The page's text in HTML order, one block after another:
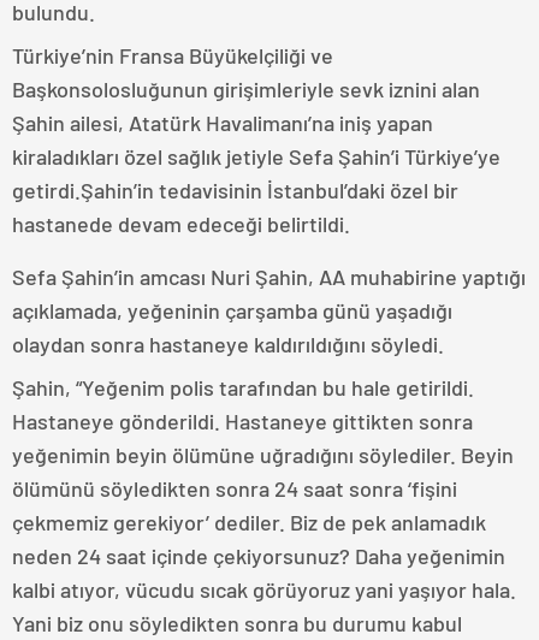
bulundu.
Türkiye’nin Fransa Büyükelçiliği ve
Başkonsolosluğunun girişimleriyle sevk iznini alan
Şahin ailesi, Atatürk Havalimanı’na iniş yapan
kiraladıkları özel sağlık jetiyle Sefa Şahin’i Türkiye’ye
getirdi.Şahin’in tedavisinin İstanbul’daki özel bir
hastanede devam edeceği belirtildi.
Sefa Şahin’in amcası Nuri Şahin, AA muhabirine yaptığı
açıklamada, yeğeninin çarşamba günü yaşadığı
olaydan sonra hastaneye kaldırıldığını söyledi.
Şahin, “Yeğenim polis tarafından bu hale getirildi.
Hastaneye gönderildi. Hastaneye gittikten sonra
yeğenimin beyin ölümüne uğradığını söylediler. Beyin
ölümünü söyledikten sonra 24 saat sonra ‘fişini
çekmemiz gerekiyor’ dediler. Biz de pek anlamadık
neden 24 saat içinde çekiyorsunuz? Daha yeğenimin
kalbi atıyor, vücudu sıcak görüyoruz yani yaşıyor hala.
Yani biz onu söyledikten sonra bu durumu kabul